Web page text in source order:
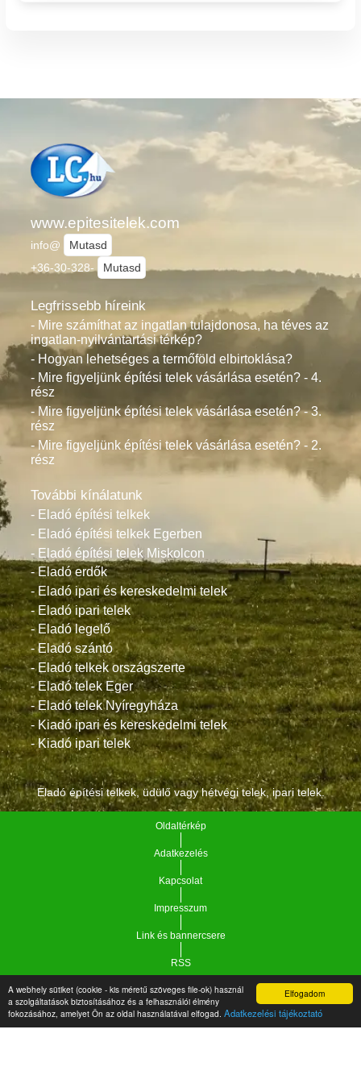
Elfogadom
A webhely sütiket (cookie - kis méretű szöveges file-ok) használ
a szolgáltatások biztosításához és a felhasználói élmény
fokozásához, amelyet Ön az oldal használatával elfogad. Adatkezelési tájékoztató
www.epitesitelek.com
info@
Mutasd
+36-30-328-
Mutasd
Legfrissebb híreink
- Mire számíthat az ingatlan tulajdonosa, ha téves az
ingatlan-nyilvántartási térkép?
- Hogyan lehetséges a termőföld elbirtoklása?
- Mire figyeljünk építési telek vásárlása esetén? - 4.
rész
- Mire figyeljünk építési telek vásárlása esetén? - 3.
rész
- Mire figyeljünk építési telek vásárlása esetén? - 2.
rész
További kínálatunk
- Eladó építési telkek
- Eladó építési telkek Egerben
- Eladó építési telek Miskolcon
- Eladó erdők
- Eladó ipari és kereskedelmi telek
- Eladó ipari telek
- Eladó legelő
- Eladó szántó
- Eladó telkek országszerte
- Eladó telek Eger
- Eladó telek Nyíregyháza
- Kiadó ipari és kereskedelmi telek
- Kiadó ipari telek
Eladó építési telkek, üdülő vagy hétvégi telek, ipari telek.
Oldaltérkép
Adatkezelés
Kapcsolat
Impresszum
Link és bannercsere
RSS
Copyright © 2021.Vár-Köz Kft. - Ingatlan nyilvántartó, ügyviteli és
adminisztrációs szoftver